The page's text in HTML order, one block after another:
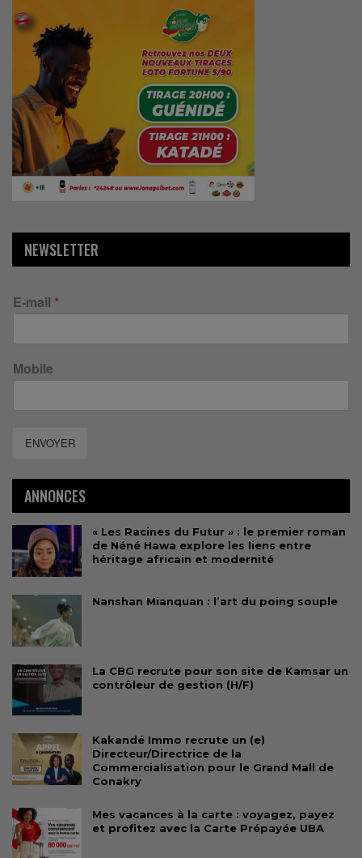
NEWSLETTER
E-mail *
Mobile
ENVOYER
ANNONCES
« Les Racines du Futur » : le premier roman
de Néné Hawa explore les liens entre
héritage africain et modernité
Nanshan Mianquan : l’art du poing souple
La CBG recrute pour son site de Kamsar un
contrôleur de gestion (H/F)
Kakandé Immo recrute un (e)
Directeur/Directrice de la
Commercialisation pour le Grand Mall de
Conakry
Mes vacances à la carte : voyagez, payez
et profitez avec la Carte Prépayée UBA